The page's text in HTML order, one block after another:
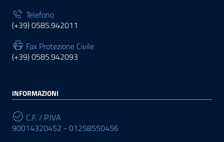
Telefono
(+39) 0585.942011
Fax Protezione Civile
(+39) 0585.942093
INFORMAZIONI
C.F. / P.IVA
90014320452 - 01258550456